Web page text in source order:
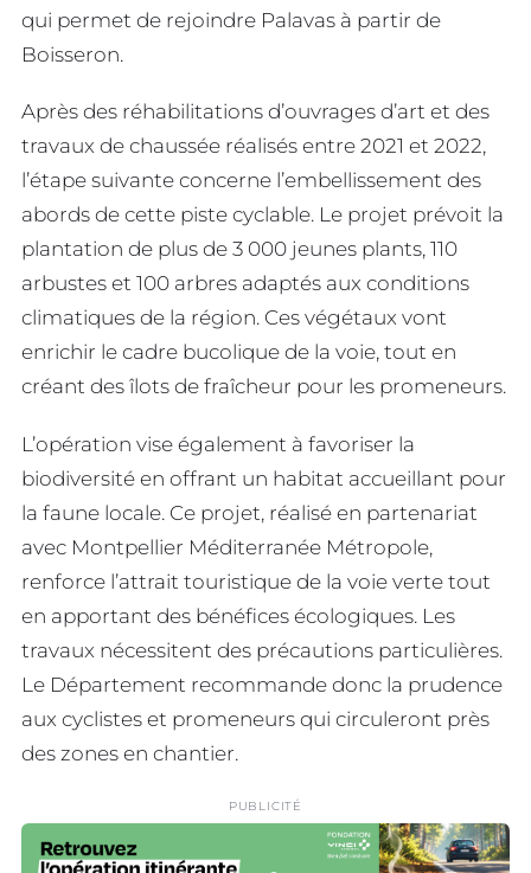
qui permet de rejoindre Palavas à partir de
Boisseron.
Après des réhabilitations d’ouvrages d’art et des
travaux de chaussée réalisés entre 2021 et 2022,
l’étape suivante concerne l’embellissement des
abords de cette piste cyclable. Le projet prévoit la
plantation de plus de 3 000 jeunes plants, 110
arbustes et 100 arbres adaptés aux conditions
climatiques de la région. Ces végétaux vont
enrichir le cadre bucolique de la voie, tout en
créant des îlots de fraîcheur pour les promeneurs.
L’opération vise également à favoriser la
biodiversité en offrant un habitat accueillant pour
la faune locale. Ce projet, réalisé en partenariat
avec Montpellier Méditerranée Métropole,
renforce l’attrait touristique de la voie verte tout
en apportant des bénéfices écologiques. Les
travaux nécessitent des précautions particulières.
Le Département recommande donc la prudence
aux cyclistes et promeneurs qui circuleront près
des zones en chantier.
PUBLICITÉ